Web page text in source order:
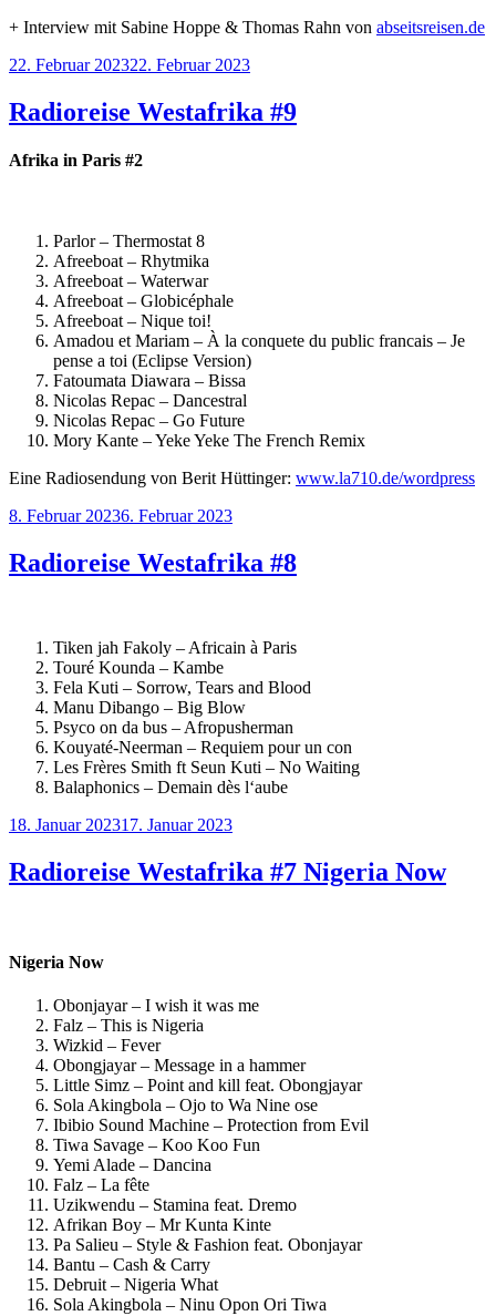
+ Interview mit Sabine Hoppe & Thomas Rahn von abseitsreisen.de
Veröffentlicht
22. Februar 202322. Februar 2023
Radioreise Westafrika #9
Afrika in Paris #2
Parlor – Thermostat 8
Afreeboat – Rhytmika
Afreeboat – Waterwar
Afreeboat – Globicéphale
Afreeboat – Nique toi!
Amadou et Mariam – À la conquete du public francais – Je
pense a toi (Eclipse Version)
Fatoumata Diawara – Bissa
Nicolas Repac – Dancestral
Nicolas Repac – Go Future
Mory Kante – Yeke Yeke The French Remix
Eine Radiosendung von Berit Hüttinger: www.la710.de/wordpress
Veröffentlicht
8. Februar 20236. Februar 2023
Radioreise Westafrika #8
Tiken jah Fakoly – Africain à Paris
Touré Kounda – Kambe
Fela Kuti – Sorrow, Tears and Blood
Manu Dibango – Big Blow
Psyco on da bus – Afropusherman
Kouyaté-Neerman – Requiem pour un con
Les Frères Smith ft Seun Kuti – No Waiting
Balaphonics – Demain dès l‘aube
Veröffentlicht
18. Januar 202317. Januar 2023
Radioreise Westafrika #7 Nigeria Now
Nigeria Now
Obonjayar – I wish it was me
Falz – This is Nigeria
Wizkid – Fever
Obongjayar – Message in a hammer
Little Simz – Point and kill feat. Obongjayar
Sola Akingbola – Ojo to Wa Nine ose
Ibibio Sound Machine – Protection from Evil
Tiwa Savage – Koo Koo Fun
Yemi Alade – Dancina
Falz – La fête
Uzikwendu – Stamina feat. Dremo
Afrikan Boy – Mr Kunta Kinte
Pa Salieu – Style & Fashion feat. Obonjayar
Bantu – Cash & Carry
Debruit – Nigeria What
Sola Akingbola – Ninu Opon Ori Tiwa